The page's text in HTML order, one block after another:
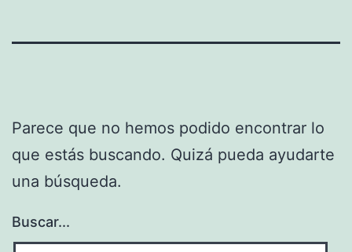
Parece que no hemos podido encontrar lo
que estás buscando. Quizá pueda ayudarte
una búsqueda.
Buscar...